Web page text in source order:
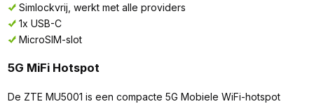
Simlockvrij, werkt met alle providers
1x USB-C
MicroSIM-slot
5G MiFi Hotspot
De ZTE MU5001 is een compacte 5G Mobiele WiFi-hotspot